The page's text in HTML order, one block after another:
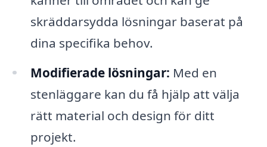
skräddarsydda lösningar baserat på
dina specifika behov.
Modifierade lösningar: Med en
stenläggare kan du få hjälp att välja
rätt material och design för ditt
projekt.